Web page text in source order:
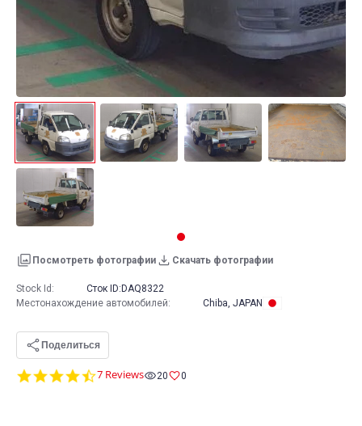
Посмотреть фотографии Скачать фотографии
4.6
7 Reviews 20 0
Stock Id: Сток ID: DAQ8322
Местонахождение автомобилей: Chiba, JAPAN
Поделиться